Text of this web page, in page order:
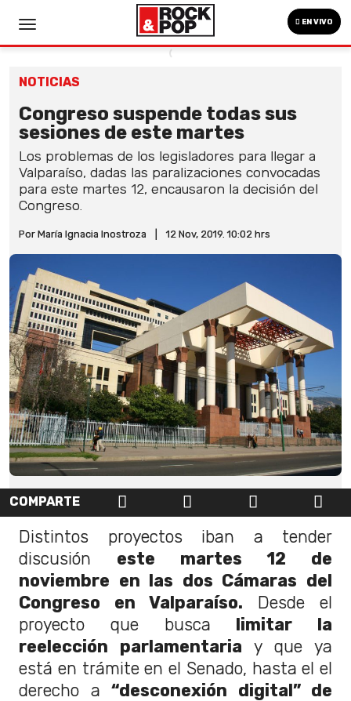
EN VIVO
NOTICIAS
Congreso suspende todas sus
sesiones de este martes
Los problemas de los legisladores para llegar a
Valparaíso, dadas las paralizaciones convocadas
para este martes 12, encausaron la decisión del
Congreso.
Por María Ignacia Inostroza 12 Nov, 2019. 10:02 hrs
COMPARTE
Distintos proyectos iban a tender
discusión este martes 12 de
noviembre en las dos Cámaras del
Congreso en Valparaíso. Desde el
proyecto que busca limitar la
reelección parlamentaria y que ya
está en trámite en el Senado, hasta el el
derecho a “desconexión digital” de